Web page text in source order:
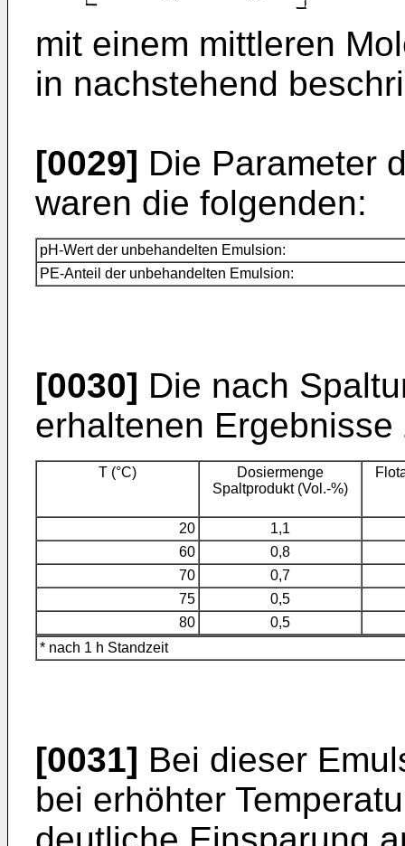
mit einem mittleren
in nach­stehend
[0029] Die Parameter
waren die folgenden:
pH-Wert der unbehandelten Emulsion:
PE-Anteil der unbehandelten Emulsion:
[0030] Die nach
erhaltenen
T (°C)
Dosiermenge
Spaltprodukt (Vol.-%)
20
1,1
60
0,8
70
0,7
75
0,5
80
0,5
* nach 1 h Standzeit
[0031] Bei dieser
bei erhöhter